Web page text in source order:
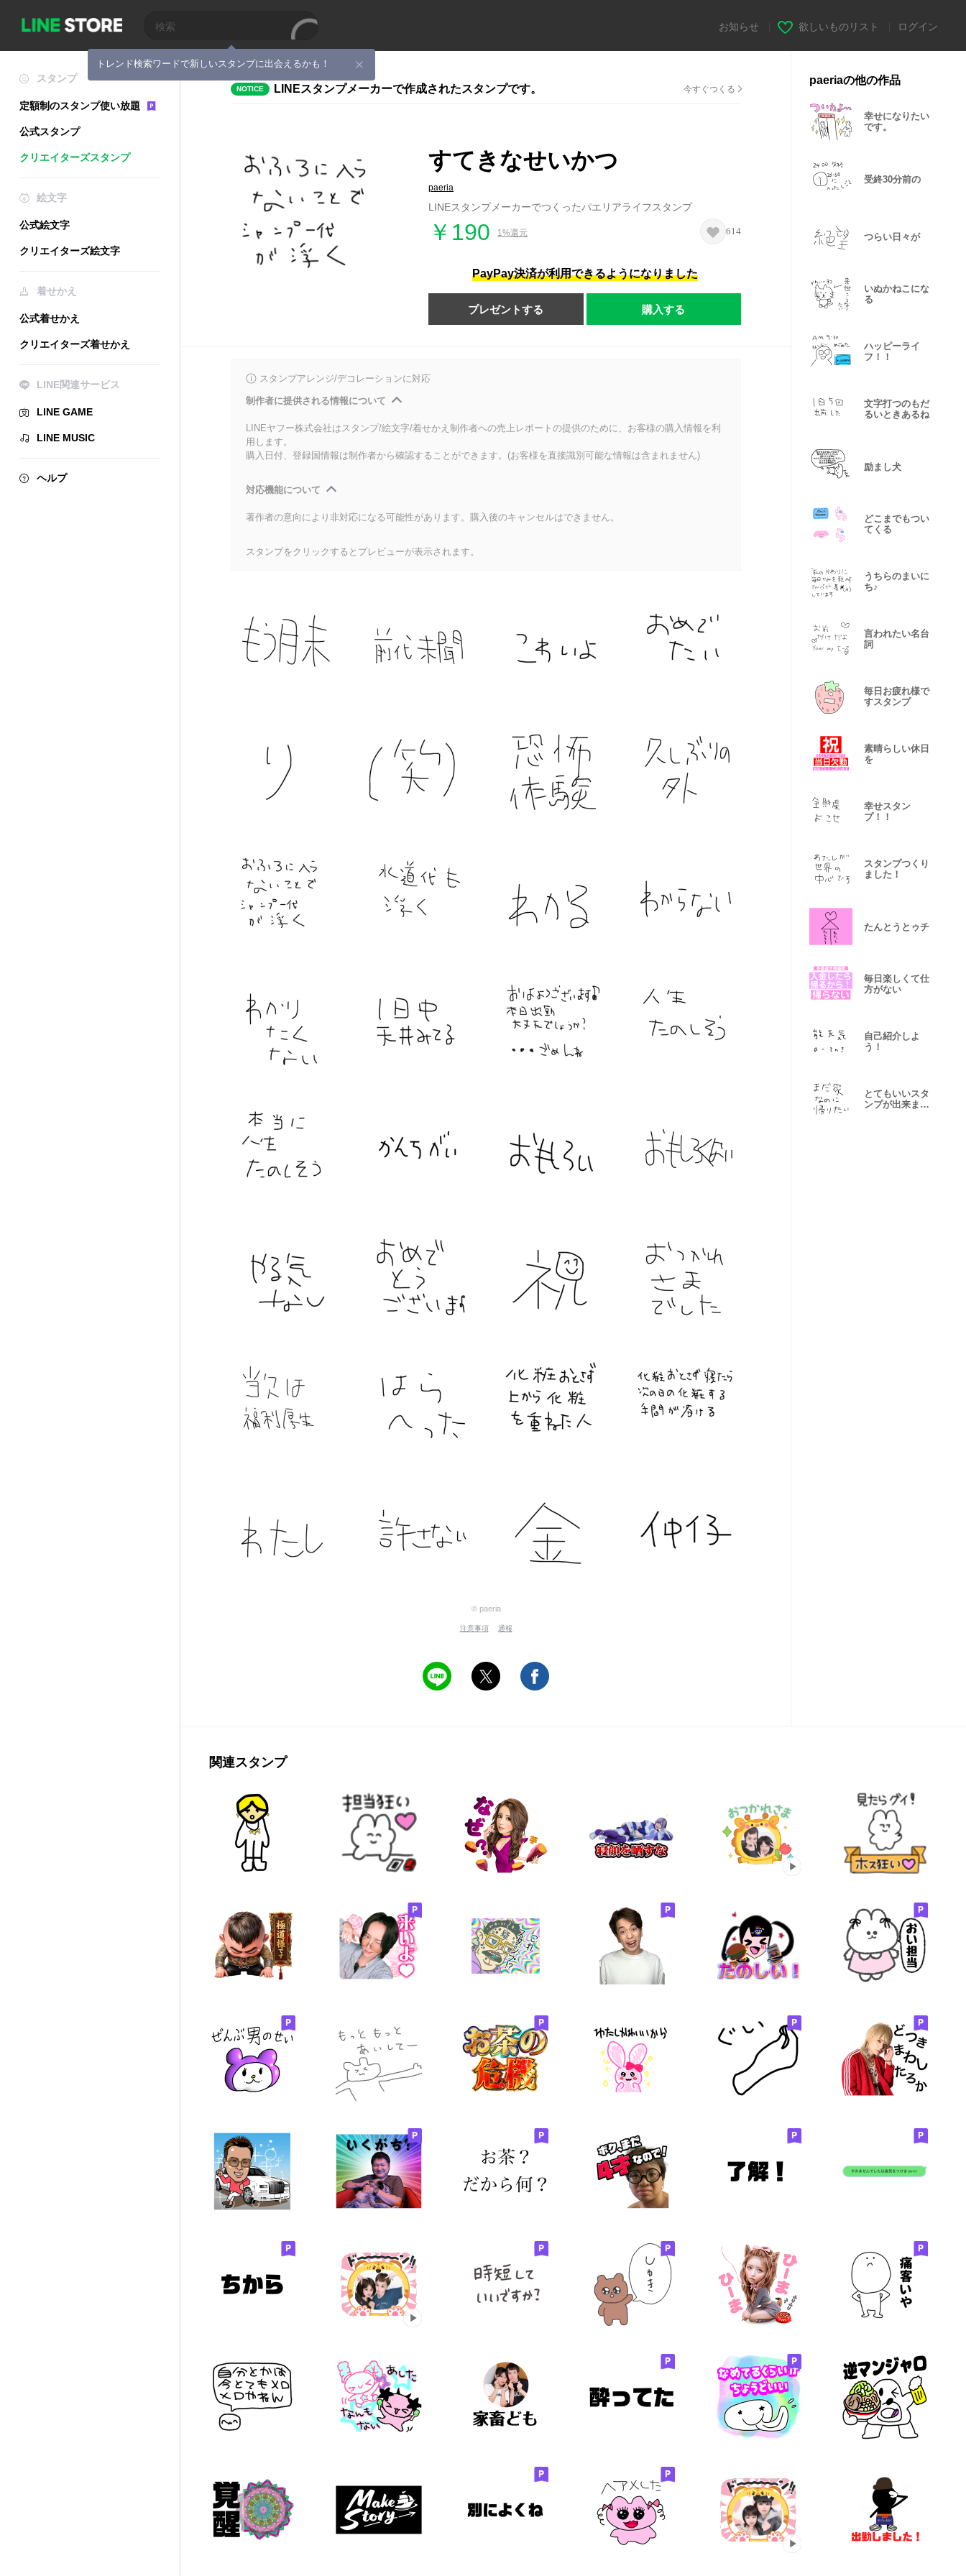
トレンド検索ワードで新しいスタンプに出会えるかも！
お知らせ 欲しいものリスト ログイン
スタンプ
定額制のスタンプ使い放題
公式スタンプ
クリエイターズスタンプ
絵文字
公式絵文字
クリエイターズ絵文字
着せかえ
公式着せかえ
クリエイターズ着せかえ
LINE関連サービス
LINE GAME
LINE MUSIC
ヘルプ
NOTICE LINEスタンプメーカーで作成されたスタンプです。 今すぐつくる
すてきなせいかつ
paeria
LINEスタンプメーカーでつくったパエリアライフスタンプ
￥190 1%還元 614
PayPay決済が利用できるようになりました
プレゼントする 購入する
スタンプアレンジ/デコレーションに対応
制作者に提供される情報について
LINEヤフー株式会社はスタンプ/絵文字/着せかえ制作者への売上レポートの提供のために、お客様の購入情報を利
用します。
購入日付、登録国情報は制作者から確認することができます。(お客様を直接識別可能な情報は含まれません)
対応機能について
著作者の意向により非対応になる可能性があります。購入後のキャンセルはできません。
スタンプをクリックするとプレビューが表示されます。
© paeria
注意事項 通報
paeriaの他の作品
幸せになりたい
です。
受終30分前の
つらい日々が
いぬかねこにな
る
ハッピーライ
フ！！
文字打つのもだ
るいときあるね
励まし犬
どこまでもつい
てくる
うちらのまいに
ち♪
言われたい名台
詞
毎日お疲れ様で
すスタンプ
素晴らしい休日
を
幸せスタン
プ！！
スタンプつくり
ました！
たんとうとゥチ
毎日楽しくて仕
方がない
自己紹介しよ
う！
とてもいいスタ
ンプが出来まし
関連スタンプ